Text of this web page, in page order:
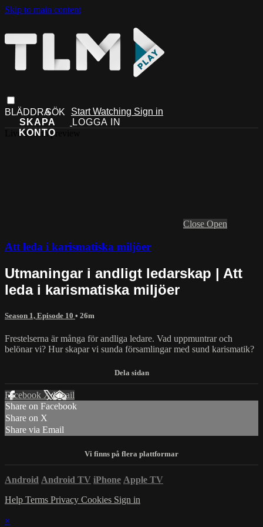
Skip to main content
Start Watching Sign in
Live stream preview
Close Open
Att leda i karismatiska miljöer
Utmaningar i andligt ledarskap | Att
leda i karismatiska miljöer
Season 1, Episode 10 • 26m
Frestelserna är många för andliga ledare. Vad uppmuntrar och
belönar vi? Hur skapar vi sunda församlingar med sund karismatik?
Facebook XEmail
Share on Facebook
Share on X
Share via Email
Android Android TV iPhone Apple TV
Help Terms Privacy Cookies Sign in
×